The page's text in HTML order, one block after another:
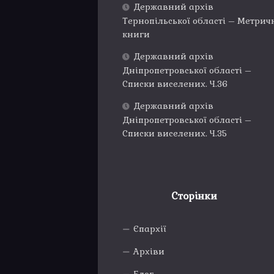
Державний архів
Тернопільської області –
книги
Державний архів
Дніпропетровської області –
Списки виселених. Ч.36
Державний архів
Дніпропетровської області –
Списки виселених. Ч.35
Сторінки
Єпархії
Архіви